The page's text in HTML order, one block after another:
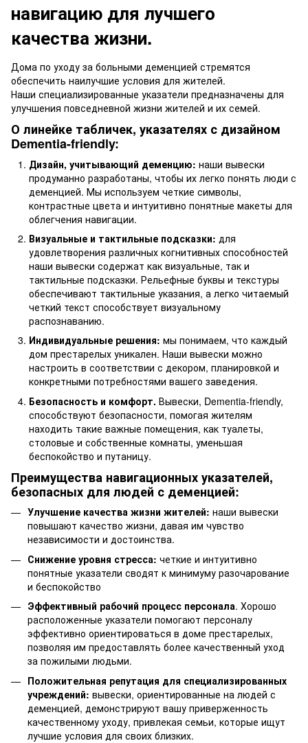
навигацию для лучшего
качества жизни.
Дома по уходу за больными деменцией стремятся
обеспечить наилучшие условия для жителей.
Наши специализированные указатели предназначены для
улучшения повседневной жизни жителей и их семей.
О линейке табличек, указателях с дизайном
Dementia-friendly:
Дизайн, учитывающий деменцию: наши вывески
продуманно разработаны, чтобы их легко понять люди с
деменцией. Мы используем четкие символы,
контрастные цвета и интуитивно понятные макеты для
облегчения навигации.
Визуальные и тактильные подсказки: для
удовлетворения различных когнитивных способностей
наши вывески содержат как визуальные, так и
тактильные подсказки. Рельефные буквы и текстуры
обеспечивают тактильные указания, а легко читаемый
четкий текст способствует визуальному
распознаванию.
Индивидуальные решения: мы понимаем, что каждый
дом престарелых уникален. Наши вывески можно
настроить в соответствии с декором, планировкой и
конкретными потребностями вашего заведения.
Безопасность и комфорт. Вывески, Dementia-friendly,
способствуют безопасности, помогая жителям
находить такие важные помещения, как туалеты,
столовые и собственные комнаты, уменьшая
беспокойство и путаницу.
Преимущества навигационных указателей,
безопасных для людей с деменцией:
Улучшение качества жизни жителей: наши вывески
повышают качество жизни, давая им чувство
независимости и достоинства.
Снижение уровня стресса: четкие и интуитивно
понятные указатели сводят к минимуму разочарование
и беспокойство
Эффективный рабочий процесс персонала. Хорошо
расположенные указатели помогают персоналу
эффективно ориентироваться в доме престарелых,
позволяя им предоставлять более качественный уход
за пожилыми людьми.
Положительная репутация для специализированных
учреждений: вывески, ориентированные на людей с
деменцией, демонстрируют вашу приверженность
качественному уходу, привлекая семьи, которые ищут
лучшие условия для своих близких.